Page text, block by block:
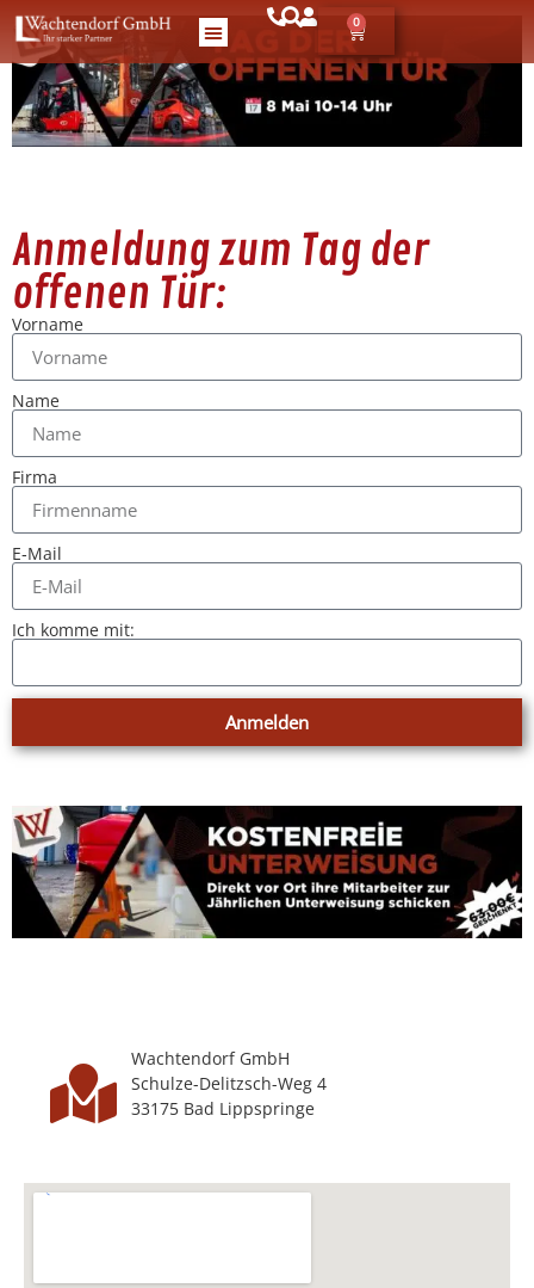
0
Anmeldung zum Tag der
offenen Tür:
Vor­name
Name
Fir­ma
E‑Mail
Ich komme mit:
Anmelden
Wach­t­en­dorf GmbH
Schulze-Delitzsch-Weg 4
33175 Bad Lipp­springe